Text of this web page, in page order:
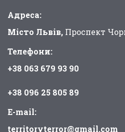
Адреса:
Місто Львів, Проспект
Телефони:
+38 063 679 93 90
+38 096 25 805 89
E-mail:
territoryterror@gmail.com